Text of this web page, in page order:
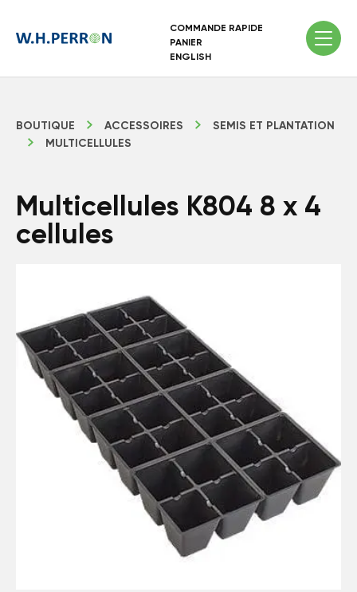
COMMANDE RAPIDE
PANIER
ENGLISH
BOUTIQUE ACCESSOIRES
SEMIS ET PLANTATION
MULTICELLULES
Multicellules K804 8 x 4
cellules